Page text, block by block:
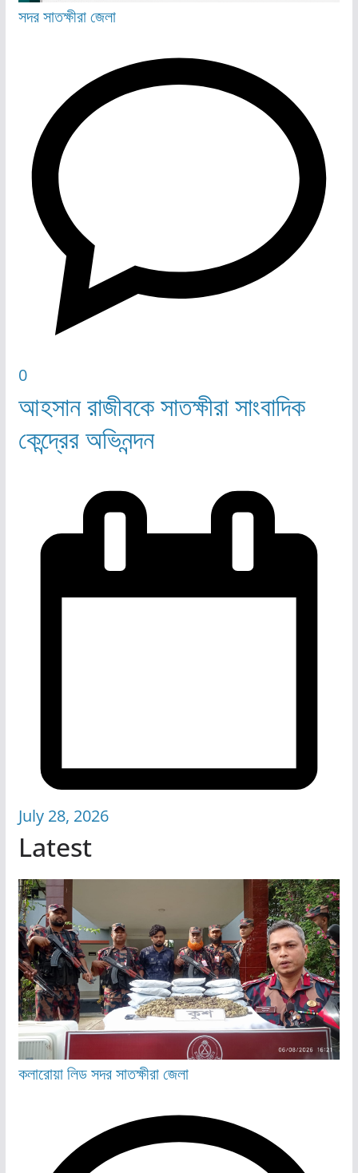
সদরসাতক্ষীরা জেলা
0
আহসান রাজীবকে সাতক্ষীরা সাংবাদিক
কেন্দ্রের অভিনন্দন
July 28, 2026
Latest
কলারোয়ালিডসদরসাতক্ষীরা জেলা